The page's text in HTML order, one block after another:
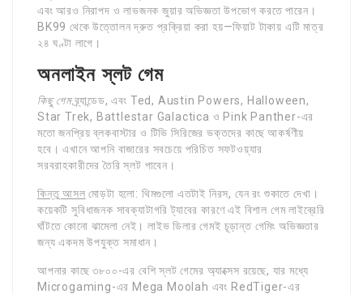
এবং আরও নিরাপদ ও লাভজনক জুয়ার অভিজ্ঞতা উপভোগ করতে পারেন।
BK99 থেকে উত্তোলন দ্রুত প্রক্রিয়া করা হয়—ফিয়াট টাকায় এটি মাত্র
২৪ ঘণ্টা লাগে।
অনলাইন স্লট গেম
কিছু গেমব্র্যান্ডেড, এবং Ted, Austin Powers, Halloween,
Star Trek, Battlestar Galactica ও Pink Panther-এর
মতো জনপ্রিয় ব্লকবাস্টার ও টিভি সিরিজের ভক্তদের কাছে আকর্ষণীয়
হবে। এখানে আপনি বাজারের সবচেয়ে পরিচিত সফটওয়্যার
সরবরাহকারীদের তৈরি স্লট পাবেন।
কিন্তু আসল মোড়টা হলো: থিমগুলো এতটাই নিরস, যেন রং শুকাতে দেখা।
কয়েকটি সুবিধাজনক সাবক্যাটাগরি ট্যাবের কারণে এই বিশাল গেম লাইব্রেরি
ঘাঁটতে কোনো ঝামেলা নেই। লাইভ ডিলার গেমই চূড়ান্ত গেমিং অভিজ্ঞতার
জন্য একদম উপযুক্ত সমাধান।
আপনার কাছে ৩৮০০-এর বেশি স্লট গেমের অ্যাক্সেস রয়েছে, যার মধ্যে
Microgaming-এর Mega Moolah এবং RedTiger-এর